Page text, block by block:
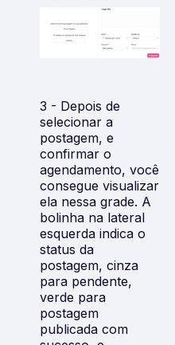
3 - Depois de
selecionar a
postagem, e
confirmar o
agendamento, você
consegue visualizar
ela nessa grade. A
bolinha na lateral
esquerda indica o
status da
postagem, cinza
para pendente,
verde para
postagem
publicada com